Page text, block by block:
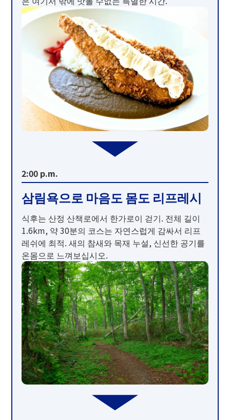
2:00 p.m.
삼림욕으로 마음도 몸도 리프레시
식후는 산정 산책로에서 한가로이 걷기. 전체 길이
1.6km, 약 30분의 코스는 자연스럽게 감싸서 리프
레쉬에 최적. 새의 참새와 목재 누설, 신선한 공기를
온몸으로 느껴보십시오.